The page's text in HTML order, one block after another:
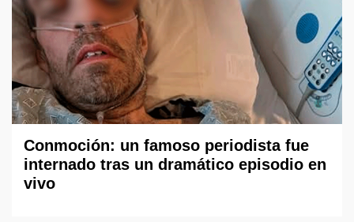
Conmoción: un famoso periodista fue
internado tras un dramático episodio en
vivo